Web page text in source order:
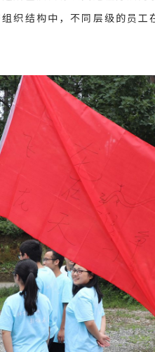
织结构中，不同层级的员